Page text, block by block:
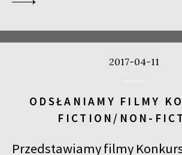
2017-04-11
ODSŁANIAMY FILMY
FICTION/NON-
Przedstawiamy filmy